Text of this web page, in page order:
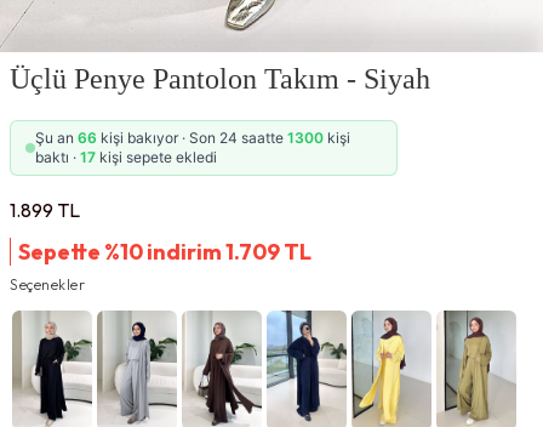
Üçlü Penye Pantolon Takım - Siyah
Şu an 66 kişi bakıyor · Son 24 saatte 1300 kişi
baktı · 17 kişi sepete ekledi
1.899TL
Sepette %10 indirim1.709TL
Seçenekler